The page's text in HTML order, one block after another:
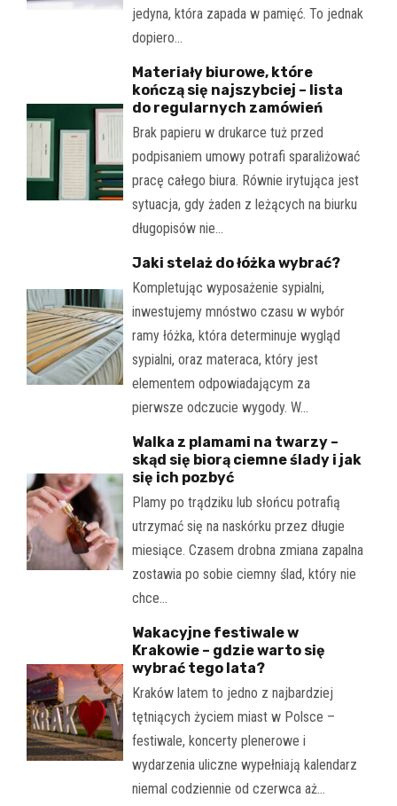
jedyna, która zapada w pamięć. To jednak
dopiero…
Materiały biurowe, które
kończą się najszybciej – lista
do regularnych zamówień
Brak papieru w drukarce tuż przed
podpisaniem umowy potrafi sparaliżować
pracę całego biura. Równie irytująca jest
sytuacja, gdy żaden z leżących na biurku
długopisów nie…
Jaki stelaż do łóżka wybrać?
Kompletując wyposażenie sypialni,
inwestujemy mnóstwo czasu w wybór
ramy łóżka, która determinuje wygląd
sypialni, oraz materaca, który jest
elementem odpowiadającym za
pierwsze odczucie wygody. W…
Walka z plamami na twarzy –
skąd się biorą ciemne ślady i jak
się ich pozbyć
Plamy po trądziku lub słońcu potrafią
utrzymać się na naskórku przez długie
miesiące. Czasem drobna zmiana zapalna
zostawia po sobie ciemny ślad, który nie
chce…
Wakacyjne festiwale w
Krakowie – gdzie warto się
wybrać tego lata?
Kraków latem to jedno z najbardziej
tętniących życiem miast w Polsce –
festiwale, koncerty plenerowe i
wydarzenia uliczne wypełniają kalendarz
niemal codziennie od czerwca aż…